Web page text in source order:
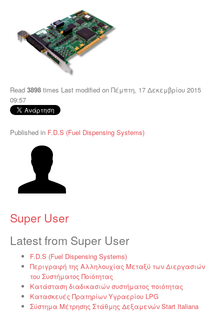
Read 3898 times Last modified on Πέμπτη, 17 Δεκεμβρίου 2015
09:57
Published in F.D.S (Fuel Dispensing Systems)
Super User
Latest from Super User
F.D.S (Fuel Dispensing Systems)
Περιγραφή της Αλληλουχίας Μεταξύ των Διεργασιών
του Συστήματος Ποιότητας
Κατάσταση διαδικασιών συστήματος ποιότητας
Κατασκευές Πρατηρίων Υγραερίου LPG
Σύστημα Μέτρησης Στάθμης Δεξαμενών Start Italiana